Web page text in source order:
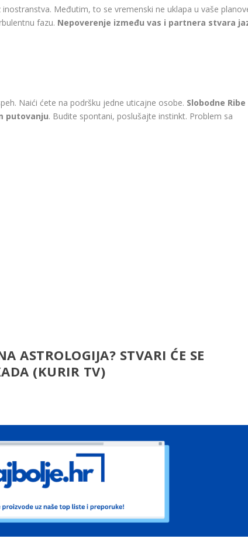
Međutim, to se vremenski ne uklapa u vaše
fazu. Nepoverenje između vas i partnera stvara
Naići ćete na podršku jedne uticajne osobe. Slobodne Ribe
putovanju. Budite spontani, poslušajte instinkt. Problem sa
ASTROLOGIJA? STVARI ĆE SE
(KURIR TV)